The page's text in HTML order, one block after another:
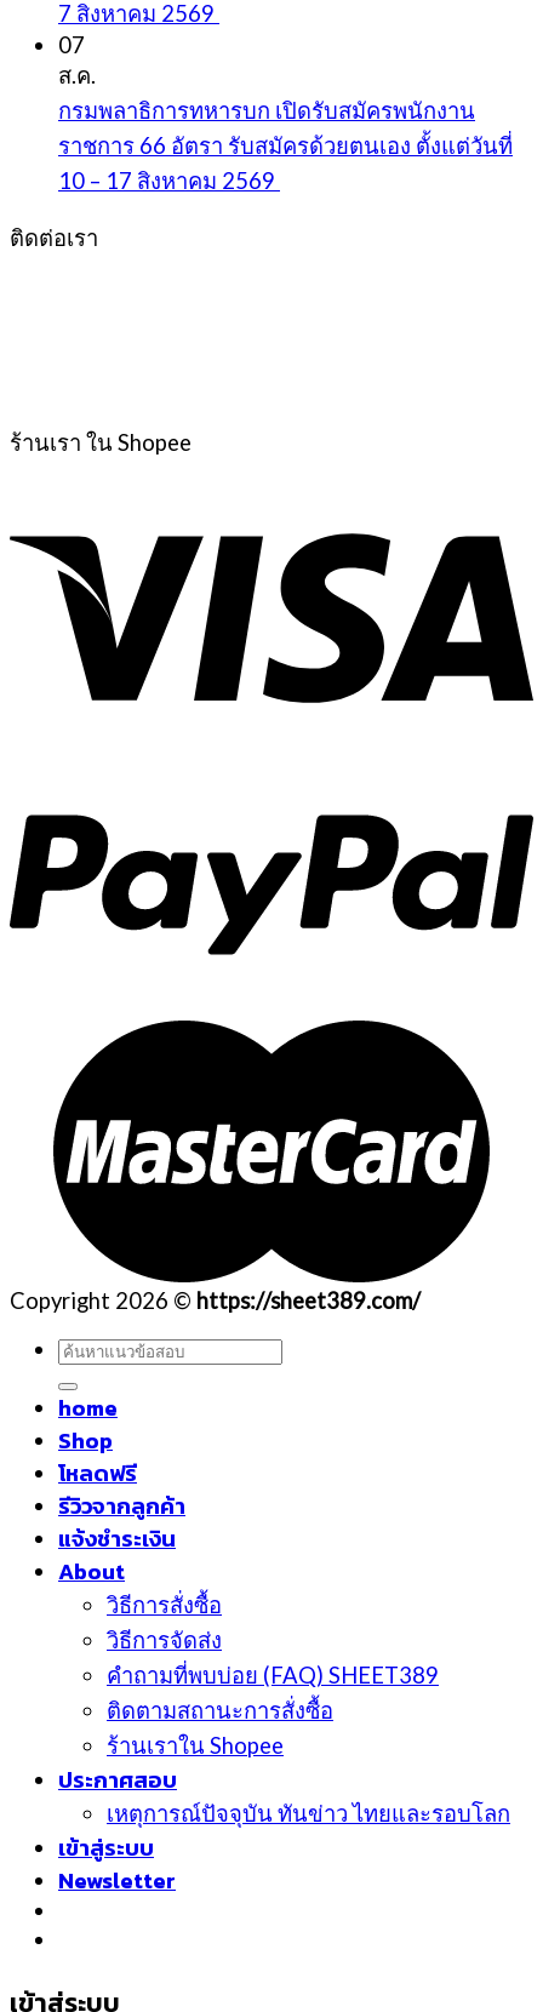
7 สิงหาคม 2569
07
ส.ค.
กรมพลาธิการทหารบก เปิดรับสมัครพนักงาน
ราชการ 66 อัตรา รับสมัครด้วยตนเอง ตั้งแต่วันที่
10 – 17 สิงหาคม 2569
ติดต่อเรา
ร้านเรา ใน Shopee
Copyright 2026 © https://sheet389.com/
ค้นหา:
home
Shop
โหลดฟรี
รีวิวจากลูกค้า
แจ้งชำระเงิน
About
วิธีการสั่งซื้อ
วิธีการจัดส่ง
คำถามที่พบบ่อย (FAQ) SHEET389
ติดตามสถานะการสั่งซื้อ
ร้านเราใน Shopee
ประกาศสอบ
เหตุการณ์ปัจจุบัน ทันข่าว ไทยและรอบโลก
เข้าสู่ระบบ
Newsletter
เข้าสู่ระบบ